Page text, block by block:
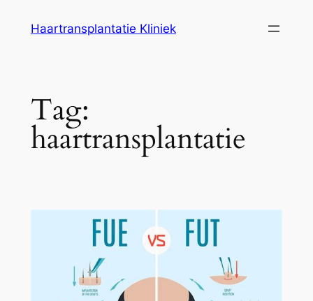
Haartransplantatie Kliniek
Tag:
haartransplantatie